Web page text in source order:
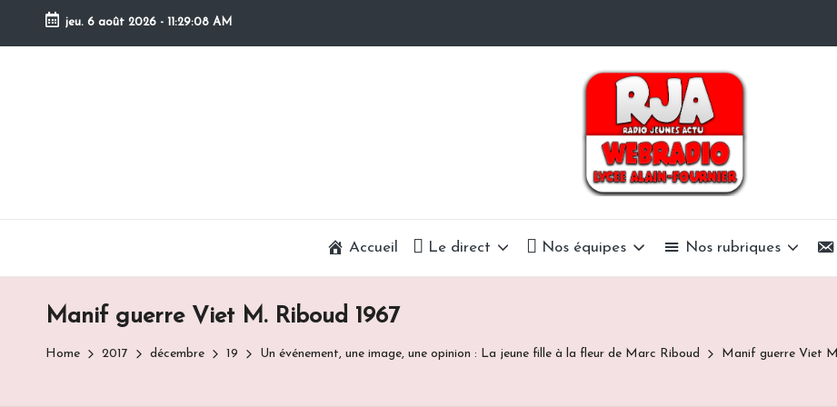
Skip
jeu. 6 août 2026 - 11:29:08 AM
R
a
d
o
u
La
Du
Lycée
Alain-
Accueil Le direct Nos équipes Nos rubriques
Manif guerre Viet M. Riboud 1967
Home 2017 décembre 19 Un événement, une image, une opinion : La jeune fille à la fleur de Marc Riboud Manif guerre Viet